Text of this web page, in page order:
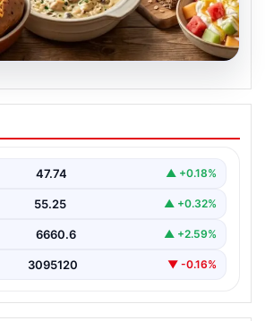
Artırmak İçin
Kalorili 5 Tarif
dengeli ve kalori
47.74 ▲ +0.18%
55.25 ▲ +0.32%
6660.6 ▲ +2.59%
3095120 ▼ -0.16%